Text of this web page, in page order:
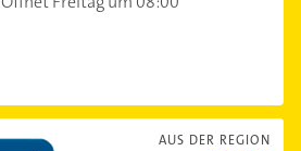
AUS DER REGION